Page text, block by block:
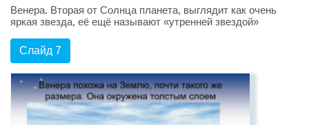
Венера. Вторая от Солнца планета, выглядит как очень
яркая звезда, её ещё называют «утренней звездой»
Слайд 7